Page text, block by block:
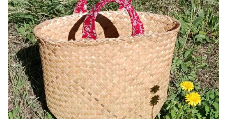
souhaits